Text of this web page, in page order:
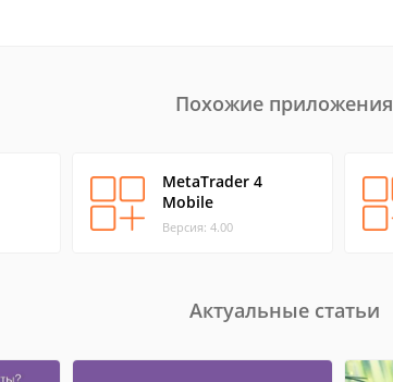
Похожие приложения
MetaTrader 4
Mobile
Версия: 4.00
Актуальные статьи